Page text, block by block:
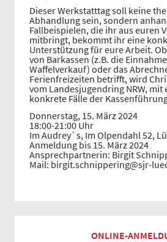
Dieser Werkstatttag soll keine
Abhandlung sein, sondern
Fallbeispielen, die ihr aus euren
mitbringt, bekommt ihr eine
Unterstützung für eure Arbeit.
von Barkassen (z.B. die
Waffelverkauf) oder das
Ferienfreizeiten betrifft, wird
vom Landesjugendring NRW, mit
konkrete Fälle der
Donnerstag, 15. März 2024
18:00-21:00 Uhr
Im Audrey`s, Im Olpendahl 52,
Anmeldung bis 15. März 2024
Ansprechpartnerin: Birgit
Mail: birgit.schnippering@sjr-
ONLINE-